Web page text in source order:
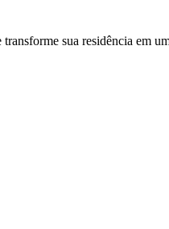
sua residência em